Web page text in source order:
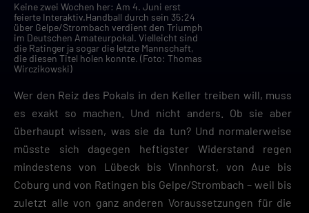
Keine zwei Wochen her: Am 4. Juni erst
feierte Interaktiv.Handball durch sein 35:24
über Gelpe/Strombach verdient den Triumph
im Deutschen Amateurpokal. Vielleicht sind
die Ratinger ja sogar die letzte Mannschaft,
die diesen Titel holen konnte. (Foto: Thomas
Wirczikowski)
Wer den Reiz des Pokals in den Keller treiben will, muss
es exakt so machen. Und nicht anders. Ob sie aber
überhaupt wissen, was sie da tun? Und normalerweise
müsste sich dagegen heftigster Widerstand regen
mindestens von Lübeck bis Vinnhorst, von Aue bis
Coburg und von Ratingen bis Gelpe/Strombach – weil bis
zuletzt alle von ganz anderen Voraussetzungen für die